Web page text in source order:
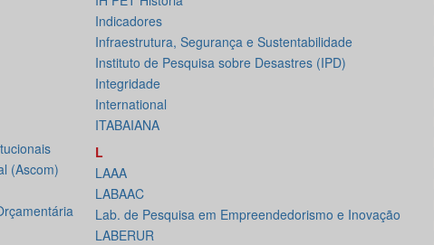
(Ascom)
Indicadores
Infraestrutura, Segurança e Sustentabilidade
Instituto de Pesquisa sobre Desastres (IPD)
Integridade
International
ITABAIANA
L
LAAA
LABAAC
Lab. de Pesquisa em Empreendedorismo e Inovação
LABERUR